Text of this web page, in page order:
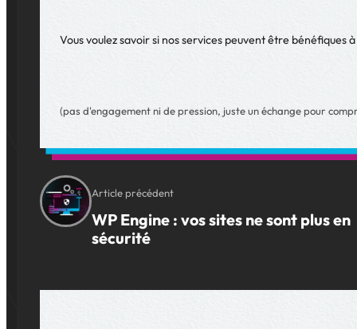
Vous voulez savoir si nos services peuvent être bénéfiques
(pas d'engagement ni de pression, juste un échange pour
Article précédent
WP Engine : vos sites ne sont plus en
sécurité